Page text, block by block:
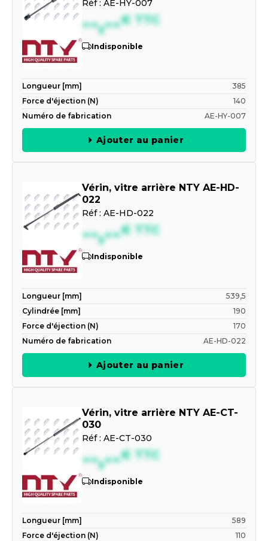
Réf : AE-HY-007
--,--€ TTC
Indisponible
Longueur [mm]
385
Force d'éjection (N)
140
Numéro de fabrication
AE-HY-007
Ajouter au panier
Vérin, vitre arrière NTY AE-HD-
022
Réf : AE-HD-022
--,--€ TTC
Indisponible
Longueur [mm]
539,5
Cylindrée [mm]
190
Force d'éjection (N)
170
Numéro de fabrication
AE-HD-022
Ajouter au panier
Vérin, vitre arrière NTY AE-CT-
030
Réf : AE-CT-030
--,--€ TTC
Indisponible
Longueur [mm]
589
Force d'éjection (N)
110